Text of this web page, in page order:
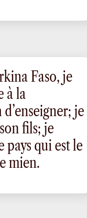
Faso, je
à la
je
fils; je
pays qui est le
mien.